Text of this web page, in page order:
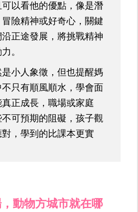
以看他的優點，像是潛
險精神或好奇心，關鍵
正途發展，將挑戰精神
。
小人象徵，但也提醒媽
只有順風順水，學會面
正成長，職場或家庭
可預期的阻礙，孩子觀
，學到的比課本更實
動物方城市就在哪